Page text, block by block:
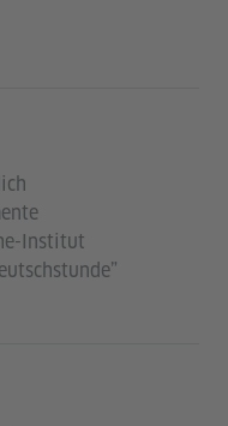
Institut